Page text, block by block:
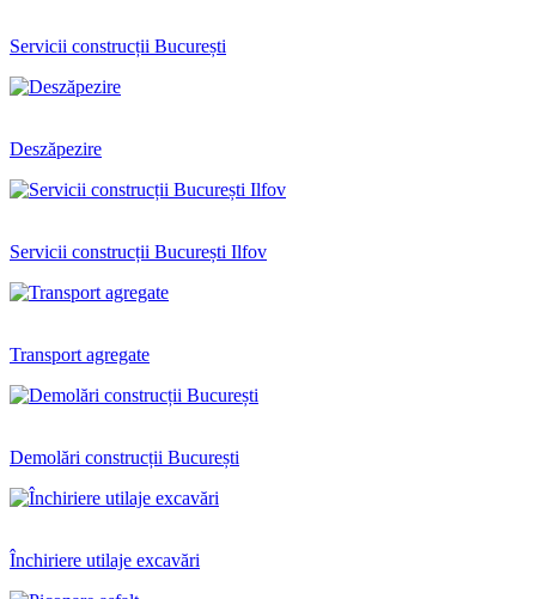
Servicii construcții București
Deszăpezire
Servicii construcții București Ilfov
Transport agregate
Demolări construcții București
Închiriere utilaje excavări